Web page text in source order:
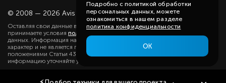
© 2008 — 2026 Avis group.Карта сайта
Оставляя свои данные в любой форме на сайте, вы даете согласие и
принимаете условия политики
данных. Информация на данном сайте носит ознакомительный
характер и не является публичной офертой, определяемой
положениями Статьи 437(2) ГК РФ. Существенную для вас
информацию уточняйте у наших менеджеров.
Подробно с политикой обработки
персональных данных, можете
ознакомиться в нашем разделе
политика конфиденциальности
ОК